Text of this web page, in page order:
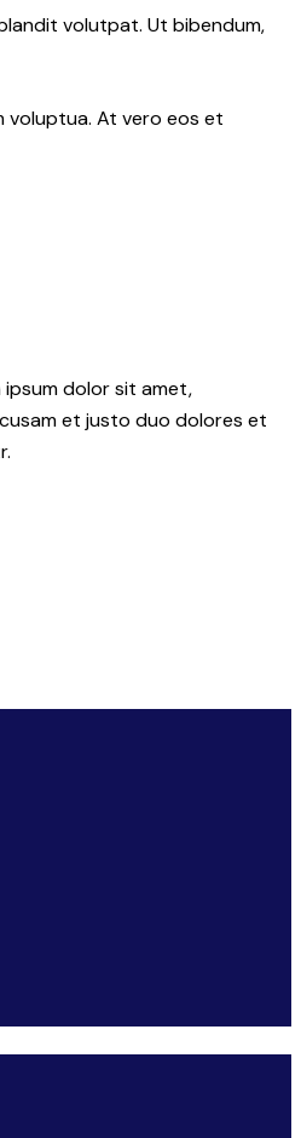
volutpat. Ut bibendum,
voluptua. At vero eos et
dolor sit amet,
et justo duo dolores et